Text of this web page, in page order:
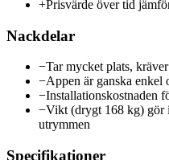
+Prisvärde över tid
Nackdelar
−Tar mycket plats,
−Appen är ganska enkel
−Installationskostnaden
−Vikt (drygt 168 kg) gör
utrymmen
Specifikationer